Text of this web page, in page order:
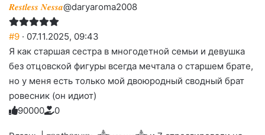
𝑹𝒆𝒔𝒕𝒍𝒆𝒔𝒔 𝑵𝒆𝒔𝒔𝒂@daryaroma2008
#9 · 07.11.2025, 09:43
Я как старшая сестра в многодетной семьи и девушка
без отцовской фигуры всегда мечтала о старшем брате,
но у меня есть только мой двоюродный сводный брат
ровесник (он идиот)
Голосуйте
9
Нажмите
0
Нажмите
0
Нажмите
0
Нажмите
0
Нажмите
0